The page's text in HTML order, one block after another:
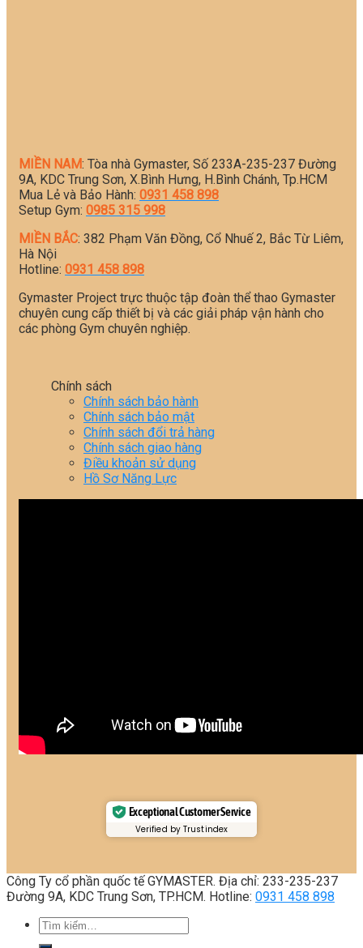
MIỀN NAM: Tòa nhà Gymaster, Số 233A-235-237 Đường
9A, KDC Trung Sơn, X.Bình Hưng, H.Bình Chánh, Tp.HCM
Mua Lẻ và Bảo Hành: 0931 458 898
Setup Gym: 0985 315 998
MIỀN BẮC: 382 Phạm Văn Đồng, Cổ Nhuế 2, Bắc Từ Liêm,
Hà Nội
Hotline: 0931 458 898
Gymaster Project trực thuộc tập đoàn thể thao Gymaster
chuyên cung cấp thiết bị và các giải pháp vận hành cho
các phòng Gym chuyên nghiệp.
Chính sách
Chính sách bảo hành
Chính sách bảo mật
Chính sách đổi trả hàng
Chính sách giao hàng
Điều khoản sử dụng
Hồ Sơ Năng Lực
Exceptional Customer Service
Verified by Trustindex
Công Ty cổ phần quốc tế GYMASTER. Địa chỉ: 233-235-237
Đường 9A, KDC Trung Sơn, TP.HCM. Hotline: 0931 458 898
Tìm
kiếm: